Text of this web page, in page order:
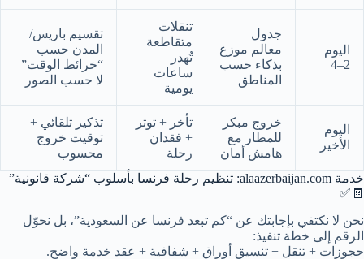
اليوم
2–4
جدول
معالم موزع
بذكاء حسب
المناطق
تنقلات
متقاطعة
تُهدر
ساعات
يومية
تقسيم باريس/
المدن حسب
“خرائط الوقت”
لا حسب الصور
اليوم
الأخير
خروج مبكر
للمطار مع
هامش أمان
تأخر + توتر
+ فقدان
رحلة
تذكير تلقائي +
توقيت خروج
محسوب
خدمة alaazerbaijan.com: تنظيم رحلة فرنسا بأسلوب “شركة قانونية”
🧾✅
نحن لا نكتفي بإجابتك عن “كم تبعد فرنسا عن السعودية”، بل نحوّل
الرقم إلى خطة تنفيذ:
حجوزات + تنقل + تنسيق أوراق + شفافية + عقد خدمة واضح.